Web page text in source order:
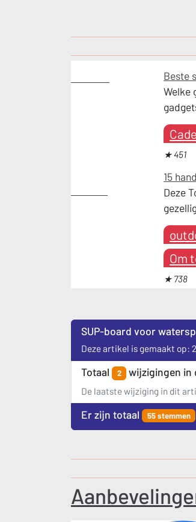
Beste
Welke
★ 451
15
Deze
Om
★ 738
SUP-board voor
Deze artikel is gemaakt op:
Totaal 2 wijzigingen in
De laatste wijziging in dit
Er zijn totaal 55 stemmen